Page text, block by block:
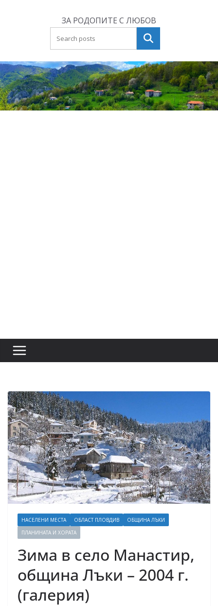
ЗА РОДОПИТЕ С ЛЮБОВ
Търсене
НАСЕЛЕНИ МЕСТА ОБЛАСТ ПЛОВДИВ
ОБЩИНА ЛЪКИ
ПЛАНИНАТА И ХОРАТА
Зима в село Манастир,
община Лъки – 2004 г.
(галерия)